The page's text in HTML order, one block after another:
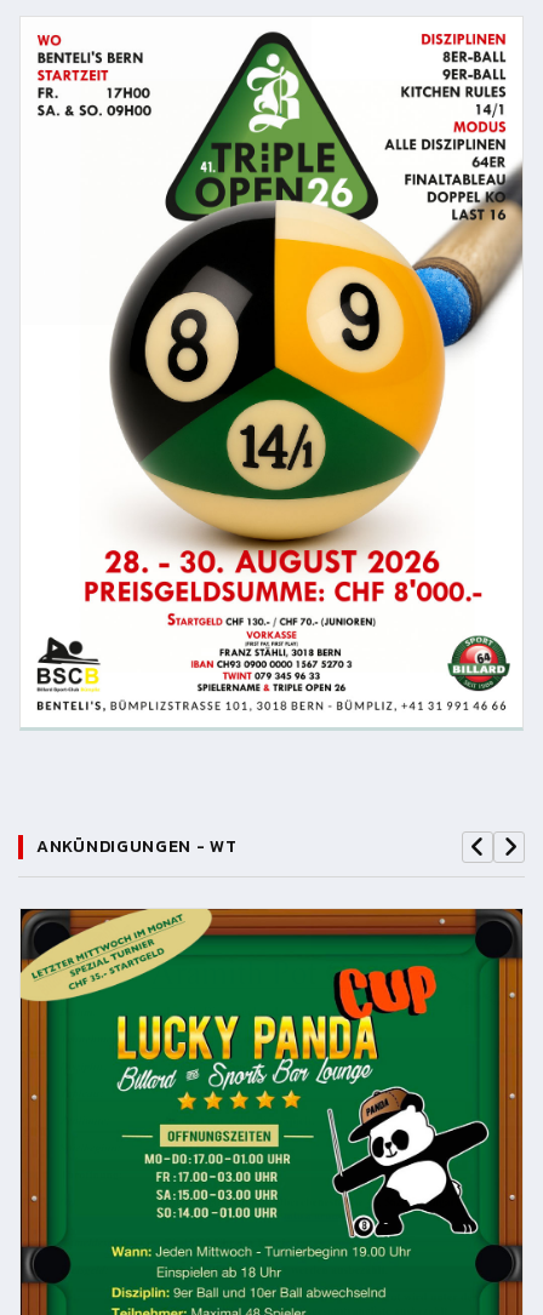
ANKÜNDIGUNGEN - WT